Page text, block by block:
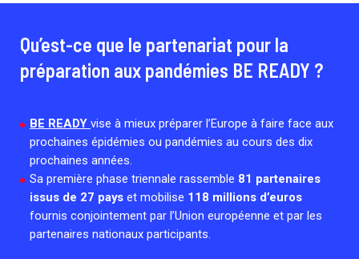
Collaboration avec les acteurs communautaires
Retrouvez toutes les cellules Émergence, actives ou
inactives.
Qu’est-ce que le partenariat pour la
préparation aux pandémies BE READY ?
BE READY vise à mieux préparer l’Europe à faire face aux
prochaines épidémies ou pandémies au cours des dix
prochaines années.
Sa première phase triennale rassemble 81 partenaires
issus de 27 payset mobilise 118 millions d’euros
fournis conjointement par l’Union européenne et par les
partenaires nationaux participants.